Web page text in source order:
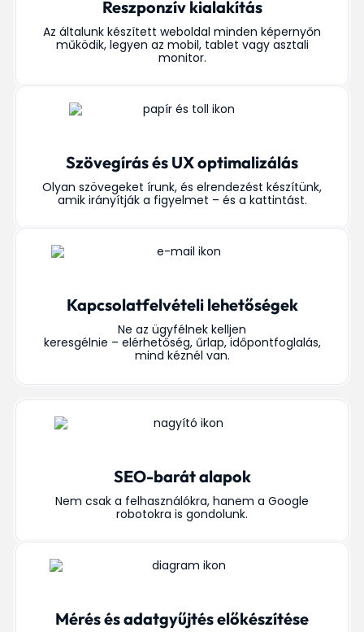
Reszponzív kialakítás
Az általunk készített weboldal minden képernyőn
működik, legyen az mobil, tablet vagy asztali
monitor.
Szövegírás és UX optimalizálás
Olyan szövegeket írunk, és elrendezést készítünk,
amik irányítják a figyelmet – és a kattintást.
Kapcsolatfelvételi lehetőségek
Ne az ügyfélnek kelljen
keresgélnie – elérhetőség, űrlap, időpontfoglalás,
mind kéznél van.
SEO-barát alapok
Nem csak a felhasználókra, hanem a Google
robotokra is gondolunk.
Mérés és adatgyűjtés előkészítése